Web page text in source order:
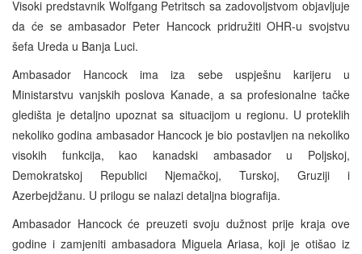
Visoki predstavnik Wolfgang Petritsch sa zadovoljstvom objavljuje
da će se ambasador Peter Hancock pridružiti OHR-u svojstvu
šefa Ureda u Banja Luci.
Ambasador Hancock ima iza sebe uspješnu karijeru u
Ministarstvu vanjskih poslova Kanade, a sa profesionalne tačke
gledišta je detaljno upoznat sa situacijom u regionu. U proteklih
nekoliko godina ambasador Hancock je bio postavljen na nekoliko
visokih funkcija, kao kanadski ambasador u Poljskoj,
Demokratskoj Republici Njemačkoj, Turskoj, Gruziji i
Azerbejdžanu. U prilogu se nalazi detaljna biografija.
Ambasador Hancock će preuzeti svoju dužnost prije kraja ove
godine i zamjeniti ambasadora Miguela Ariasa, koji je otišao iz